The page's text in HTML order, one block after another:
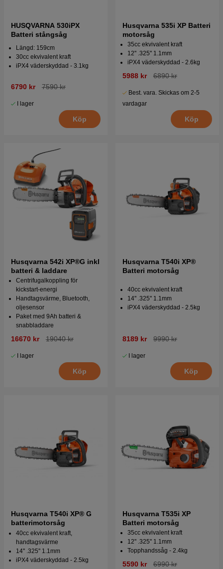
HUSQVARNA 530iPX
Batteri stångsåg
Längd: 159cm
30cc ekvivalent kraft
iPX4 väderskyddad - 3.1kg
6790 kr 7590 kr
I lager
Köp
Husqvarna 535i XP Batteri
motorsåg
35cc ekvivalent kraft
12'' .325'' 1.1mm
iPX4 väderskyddad - 2.6kg
5988 kr 6890 kr
Best. vara. Skickas om 2-5
vardagar
Köp
Husqvarna 542i XP®G inkl
batteri & laddare
Centrifugalkoppling för
kickstart-energi
Handtagsvärme, Bluetooth,
oljesensor
Paket med 9Ah batteri &
snabbladdare
16670 kr 19040 kr
I lager
Köp
Husqvarna T540i XP®
Batteri motorsåg
40cc ekvivalent kraft
14'' .325'' 1.1mm
iPX4 väderskyddad - 2.5kg
8189 kr 9990 kr
I lager
Köp
Husqvarna T540i XP® G
batterimotorsåg
40cc ekvivalent kraft,
handtagsvärme
14'' .325'' 1.1mm
iPX4 väderskyddad - 2.5kg
Husqvarna T535i XP
Batteri motorsåg
35cc ekvivalent kraft
12'' .325'' 1.1mm
Topphandssåg - 2.4kg
5590 kr 6990 kr